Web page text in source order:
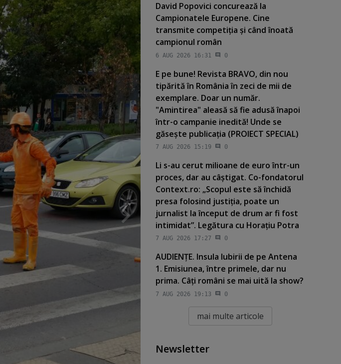
David Popovici concurează la
Campionatele Europene. Cine
transmite competiţia şi când înoată
campionul român
6 AUG 2026 16:31 0
E pe bune! Revista BRAVO, din nou
tipărită în România în zeci de mii de
exemplare. Doar un număr.
"Amintirea" aleasă să fie adusă înapoi
într-o campanie inedită! Unde se
găseşte publicaţia (PROIECT SPECIAL)
7 AUG 2026 15:19 0
Li s-au cerut milioane de euro într-un
proces, dar au câştigat. Co-fondatorul
Context.ro: „Scopul este să închidă
presa folosind justiţia, poate un
jurnalist la început de drum ar fi fost
intimidat”. Legătura cu Horaţiu Potra
7 AUG 2026 17:27 0
AUDIENŢE. Insula Iubirii de pe Antena
1. Emisiunea, între primele, dar nu
prima. Câţi români se mai uită la show?
7 AUG 2026 19:13 0
mai multe articole
Newsletter